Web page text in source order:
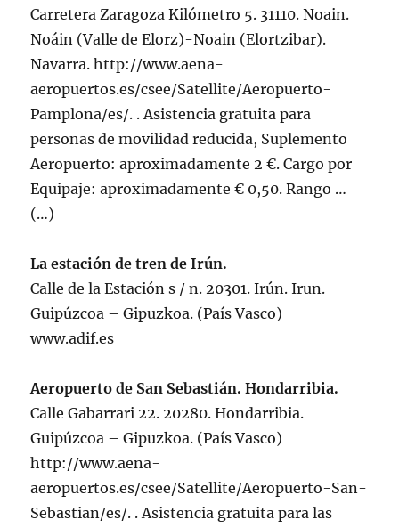
Carretera Zaragoza Kilómetro 5. 31110. Noain.
Noáin (Valle de Elorz)-Noain (Elortzibar).
Navarra. http://www.aena-
aeropuertos.es/csee/Satellite/Aeropuerto-
Pamplona/es/. . Asistencia gratuita para
personas de movilidad reducida, Suplemento
Aeropuerto: aproximadamente 2 €. Cargo por
Equipaje: aproximadamente € 0,50. Rango …
(…)
La estación de tren de Irún.
Calle de la Estación s / n. 20301. Irún. Irun.
Guipúzcoa – Gipuzkoa. (País Vasco)
www.adif.es
Aeropuerto de San Sebastián. Hondarribia.
Calle Gabarrari 22. 20280. Hondarribia.
Guipúzcoa – Gipuzkoa. (País Vasco)
http://www.aena-
aeropuertos.es/csee/Satellite/Aeropuerto-San-
Sebastian/es/. . Asistencia gratuita para las